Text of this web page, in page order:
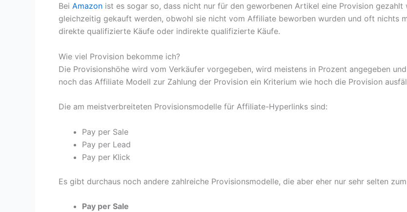
Bei Amazon ist es sogar so, dass nicht nur für den geworbenen Artikel eine Provision
gleichzeitig gekauft werden, obwohl sie nicht vom Affiliate beworben wurden und oft nichts
direkte qualifizierte Käufe oder indirekte qualifizierte Käufe.
Wie viel Provision bekomme ich?
Die Provisionshöhe wird vom Verkäufer vorgegeben, wird meistens in Prozent angegeben
noch das Affiliate Modell zur Zahlung der Provision ein Kriterium wie hoch die Provision
Die am meistverbreiteten Provisionsmodelle für Affiliate-Hyperlinks sind:
Pay per Sale
Pay per Lead
Pay per Klick
Es gibt durchaus noch andere zahlreiche Provisionsmodelle, die aber eher nur sehr selten
Pay per Sale